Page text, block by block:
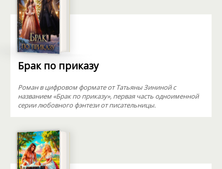
Брак по приказу
Роман в цифровом формате от Татьяны Зининой с
названием «Брак по приказу», первая часть одноименной
серии любовного фэнтези от писательницы.